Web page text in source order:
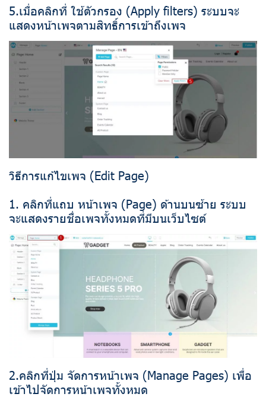
5.เมื่อคลิกที่ ใช้ตัวกรอง (Apply filters) ระบบจะ
แสดงหน้าเพจตามสิทธิ์การเข้าถึงเพจ
วิธีการแก้ไขเพจ (Edit Page)
1. คลิกที่แถบ หน้าเพจ (Page) ด้านบนซ้าย ระบบ
จะแสดงรายชื่อเพจทั้งหมดที่มีบนเว็บไซต์
2.คลิกที่ปุ่ม จัดการหน้าเพจ (Manage Pages) เพื่อ
เข้าไปจัดการหน้าเพจทั้งหมด